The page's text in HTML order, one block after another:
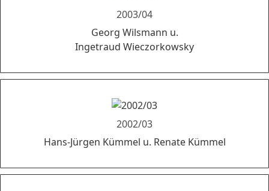
2003/04
Georg Wilsmann u.
Ingetraud Wieczorkowsky
2002/03
Hans-Jürgen Kümmel u. Renate Kümmel